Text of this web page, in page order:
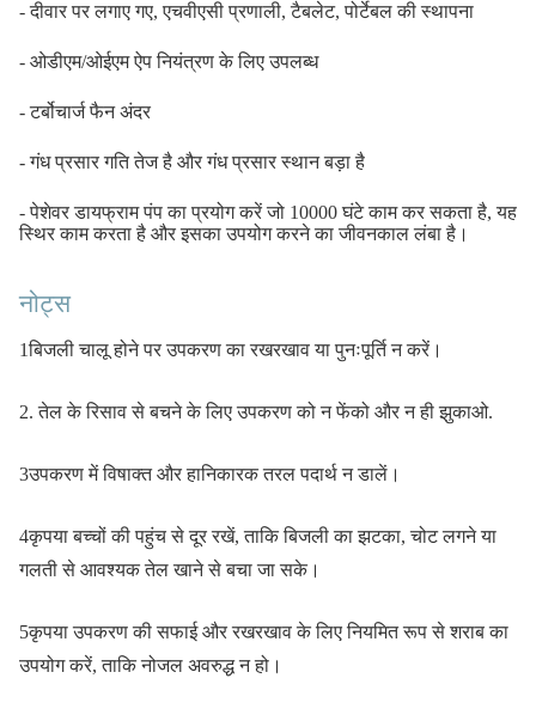
- दीवार पर लगाए गए, एचवीएसी प्रणाली, टैबलेट, पोर्टेबल की स्थापना
- ओडीएम/ओईएम ऐप नियंत्रण के लिए उपलब्ध
- टर्बोचार्ज फैन अंदर
- गंध प्रसार गति तेज है और गंध प्रसार स्थान बड़ा है
- पेशेवर डायफ्राम पंप का प्रयोग करें जो 10000 घंटे काम कर सकता है, यह
स्थिर काम करता है और इसका उपयोग करने का जीवनकाल लंबा है।
नोट्स
1बिजली चालू होने पर उपकरण का रखरखाव या पुनःपूर्ति न करें।
2. तेल के रिसाव से बचने के लिए उपकरण को न फेंको और न ही झुकाओ.
3उपकरण में विषाक्त और हानिकारक तरल पदार्थ न डालें।
4कृपया बच्चों की पहुंच से दूर रखें, ताकि बिजली का झटका, चोट लगने या
गलती से आवश्यक तेल खाने से बचा जा सके।
5कृपया उपकरण की सफाई और रखरखाव के लिए नियमित रूप से शराब का
उपयोग करें, ताकि नोजल अवरुद्ध न हो।